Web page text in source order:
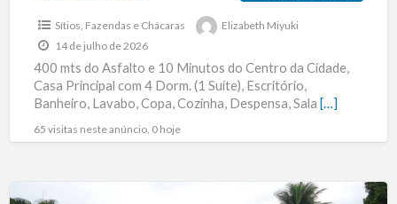
Sítios, Fazendas e Chácaras
Elizabeth Miyuki
14 de julho de 2026
400 mts do Asfalto e 10 Minutos do Centro da Cidade,
Casa Principal com 4 Dorm. (1 Suíte), Escritório,
Banheiro, Lavabo, Copa, Cozinha, Despensa, Sala […]
65 visitas neste anúncio, 0 hoje
Venda